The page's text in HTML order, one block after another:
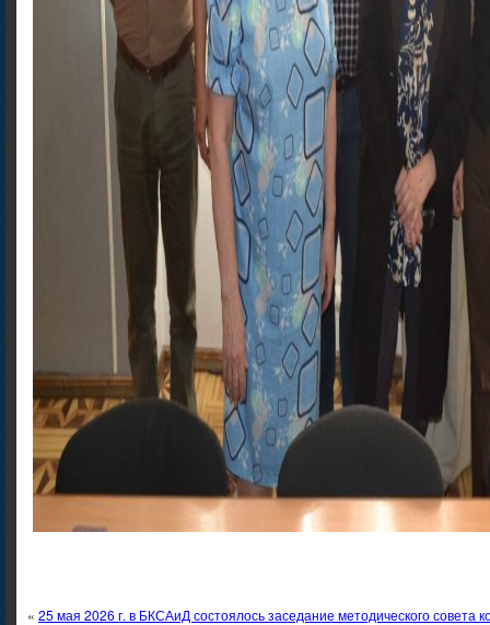
« 25 мая 2026 г. в БКСАиД состоялось заседание методического совета